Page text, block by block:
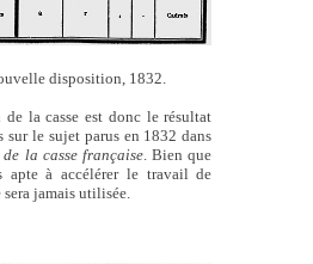
disposition, 1832.
la casse est donc le résultat
sur le sujet parus en 1832 dans
la casse française. Bien que
apte à accélérer le travail de
jamais utilisée.